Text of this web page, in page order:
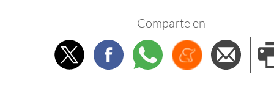
Comparte en
TwitterFacebookWhatsappMenéame